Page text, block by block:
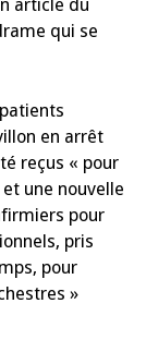
article du
qui se
en arrêt
reçus « pour
une nouvelle
pour
pris
pour
»